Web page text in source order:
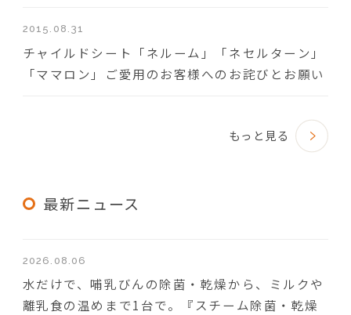
2015.08.31
チャイルドシート「ネルーム」「ネセルターン」
「ママロン」ご愛用のお客様へのお詫びとお願い
もっと見る
最新ニュース
2026.08.06
水だけで、哺乳びんの除菌・乾燥から、ミルクや
離乳食の温めまで1台で。『スチーム除菌・乾燥